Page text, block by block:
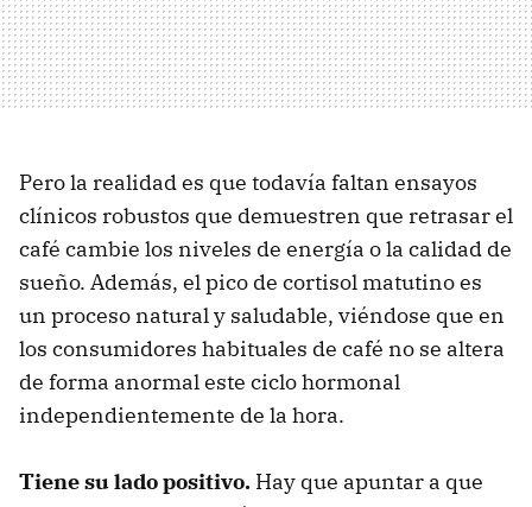
Pero la realidad es que todavía faltan ensayos
clínicos robustos que demuestren que retrasar el
café cambie los niveles de energía o la calidad de
sueño. Además, el pico de cortisol matutino es
un proceso natural y saludable, viéndose que en
los consumidores habituales de café no se altera
de forma anormal este ciclo hormonal
independientemente de la hora.
Tiene su lado positivo. Hay que apuntar a que